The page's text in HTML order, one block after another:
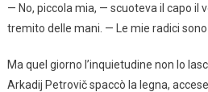
— No, piccola mia, — scuoteva il capo il
tremito delle mani. — Le mie radici
Ma quel giorno l’inquietudine non lo
Arkadij Petrovič spaccò la legna,